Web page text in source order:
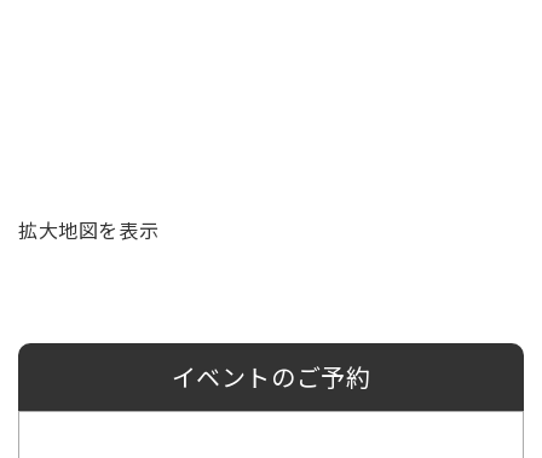
拡大地図を表示
イベントのご予約